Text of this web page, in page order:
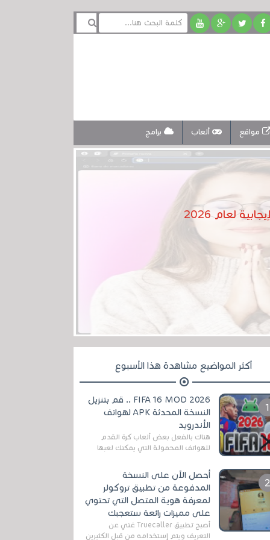
مواقع ألعاب برامج
لعام 2026
أكثر المواضيع مشاهدة هذا الأسبوع
FIFA 16 MOD 2026 .. قم بتنزيل
النسخة المحدثة APK لهواتف
الأندرويد
هناك بالفعل بعض ألعاب كرة القدم
للهواتف المحمولة التي يمكنك لعبها
مثل EA Sports ...
أحصل الآن على النسخة
المدفوعة من تطبيق تروكولر
لمعرفة هوية المتصل التي تحتوي
على مميزات رائعة ستعجبك
أصبح تطبيق Truecaller غني عن
التعريف ويتم إستخدامه من قبل الكثيرين